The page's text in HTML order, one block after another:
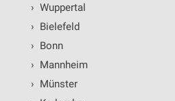
› Wuppertal
› Bielefeld
› Bonn
› Mannheim
› Münster